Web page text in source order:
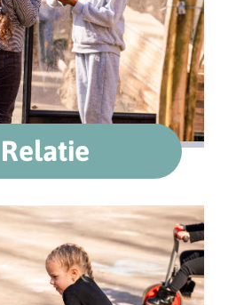
Relatie